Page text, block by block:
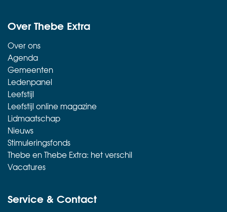
Over Thebe Extra
Over ons
Agenda
Gemeenten
Ledenpanel
Leefstijl
Leefstijl online magazine
Lidmaatschap
Nieuws
Stimuleringsfonds
Thebe en Thebe Extra: het verschil
Vacatures
Service & Contact